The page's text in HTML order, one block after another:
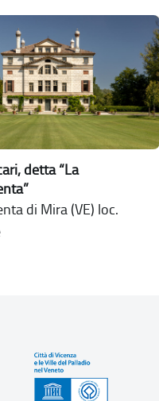
detta “La
di Mira (VE) loc.